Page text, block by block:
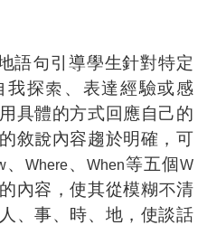
語句引導學生針對特定
我探索、表達經驗或感
具體的方式回應自己的
敘說內容趨於明確，可
、Where、When等五個W
內容，使其從模糊不清
、事、時、地，使談話